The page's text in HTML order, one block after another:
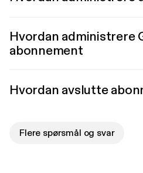
Hvordan administrere
abonnement
Hvordan avslutte
Flere spørsmål og svar